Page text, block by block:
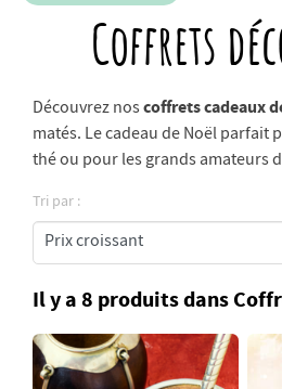
Coffrets
Découvrez noscoffrets cadeaux
matés. Le cadeau de Noël parfait
thé ou pour les grands amateurs
Tri par :
Il y a 8 produits dans